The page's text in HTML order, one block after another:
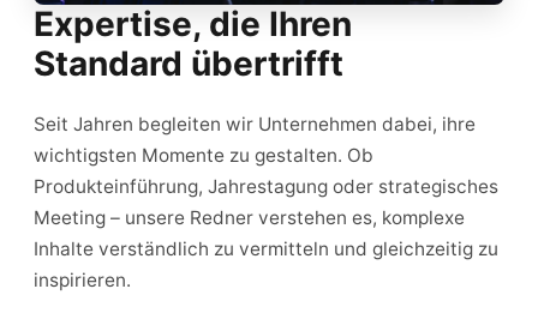
Expertise, die Ihren
Standard übertrifft
Seit Jahren begleiten wir Unternehmen dabei, ihre
wichtigsten Momente zu gestalten. Ob
Produkteinführung, Jahrestagung oder strategisches
Meeting – unsere Redner verstehen es, komplexe
Inhalte verständlich zu vermitteln und gleichzeitig zu
inspirieren.